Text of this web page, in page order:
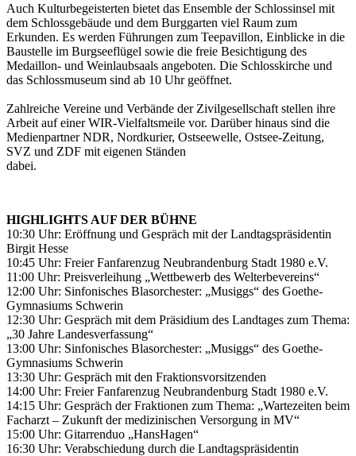
Auch Kulturbegeisterten bietet das Ensemble der Schlossinsel mit
dem Schlossgebäude und dem Burggarten viel Raum zum
Erkunden. Es werden Führungen zum Teepavillon, Einblicke in die
Baustelle im Burgseeflügel sowie die freie Besichtigung des
Medaillon- und Weinlaubsaals angeboten. Die Schlosskirche und
das Schlossmuseum sind ab 10 Uhr geöffnet.
Zahlreiche Vereine und Verbände der Zivilgesellschaft stellen ihre
Arbeit auf einer WIR-Vielfaltsmeile vor. Darüber hinaus sind die
Medienpartner NDR, Nordkurier, Ostseewelle, Ostsee-Zeitung,
SVZ und ZDF mit eigenen Ständen
dabei.
HIGHLIGHTS AUF DER BÜHNE
10:30 Uhr: Eröffnung und Gespräch mit der Landtagspräsidentin
Birgit Hesse
10:45 Uhr: Freier Fanfarenzug Neubrandenburg Stadt 1980 e.V.
11:00 Uhr: Preisverleihung „Wettbewerb des Welterbevereins“
12:00 Uhr: Sinfonisches Blasorchester: „Musiggs“ des Goethe-
Gymnasiums Schwerin
12:30 Uhr: Gespräch mit dem Präsidium des Landtages zum Thema:
„30 Jahre Landesverfassung“
13:00 Uhr: Sinfonisches Blasorchester: „Musiggs“ des Goethe-
Gymnasiums Schwerin
13:30 Uhr: Gespräch mit den Fraktionsvorsitzenden
14:00 Uhr: Freier Fanfarenzug Neubrandenburg Stadt 1980 e.V.
14:15 Uhr: Gespräch der Fraktionen zum Thema: „Wartezeiten beim
Facharzt – Zukunft der medizinischen Versorgung in MV“
15:00 Uhr: Gitarrenduo „HansHagen“
16:30 Uhr: Verabschiedung durch die Landtagspräsidentin